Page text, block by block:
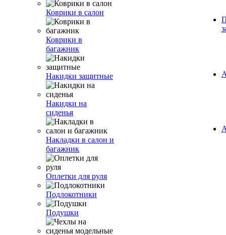
Коврики в салон
Коврики в
багажник
Накидки защитные
Накидки на
сиденья
Накладки в салон и
багажник
Оплетки для руля
Подлокотники
Подушки